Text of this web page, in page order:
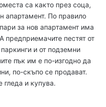
са както през соца,
апартамент. По правило
за нов апартамент има
предприемачите пестят от
и от подземни
пък им е по-изгодно да
по-скъпо се продават.
гледа и купува.